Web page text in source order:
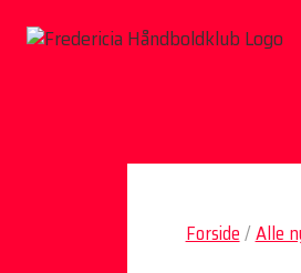
Forside/Alle